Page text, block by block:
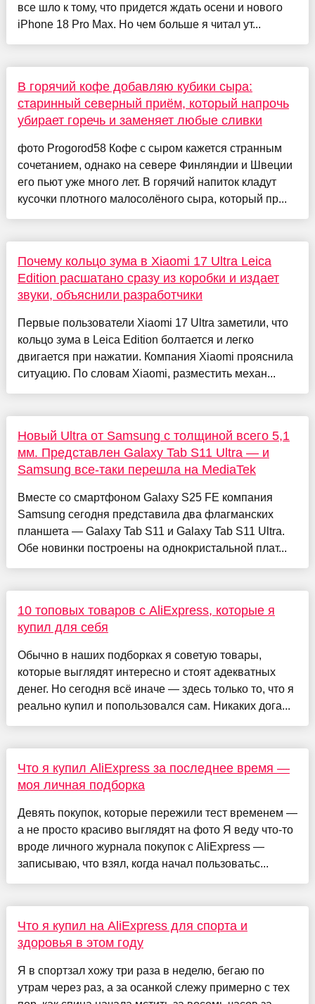
все шло к тому, что придется ждать осени и нового
iPhone 18 Pro Max. Но чем больше я читал ут...
В горячий кофе добавляю кубики сыра:
старинный северный приём, который напрочь
убирает горечь и заменяет любые сливки
фото Progorod58 Кофе с сыром кажется странным
сочетанием, однако на севере Финляндии и Швеции
его пьют уже много лет. В горячий напиток кладут
кусочки плотного малосолёного сыра, который пр...
Почему кольцо зума в Xiaomi 17 Ultra Leica
Edition расшатано сразу из коробки и издает
звуки, объяснили разработчики
Первые пользователи Xiaomi 17 Ultra заметили, что
кольцо зума в Leica Edition болтается и легко
двигается при нажатии. Компания Xiaomi прояснила
ситуацию. По словам Xiaomi, разместить механ...
Новый Ultra от Samsung с толщиной всего 5,1
мм. Представлен Galaxy Tab S11 Ultra — и
Samsung все-таки перешла на MediaTek
Вместе со смартфоном Galaxy S25 FE компания
Samsung сегодня представила два флагманских
планшета — Galaxy Tab S11 и Galaxy Tab S11 Ultra.
Обе новинки построены на однокристальной плат...
10 топовых товаров с AliExpress, которые я
купил для себя
Обычно в наших подборках я советую товары,
которые выглядят интересно и стоят адекватных
денег. Но сегодня всё иначе — здесь только то, что я
реально купил и попользовался сам. Никаких дога...
Что я купил AliExpress за последнее время —
моя личная подборка
Девять покупок, которые пережили тест временем —
а не просто красиво выглядят на фото Я веду что-то
вроде личного журнала покупок с AliExpress —
записываю, что взял, когда начал пользоватьс...
Что я купил на AliExpress для спорта и
здоровья в этом году
Я в спортзал хожу три раза в неделю, бегаю по
утрам через раз, а за осанкой слежу примерно с тех